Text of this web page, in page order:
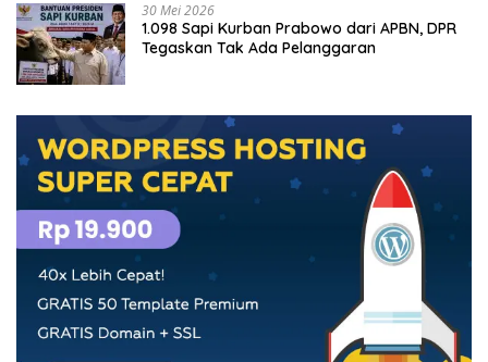
30 Mei 2026
1.098 Sapi Kurban Prabowo dari APBN, DPR
Tegaskan Tak Ada Pelanggaran